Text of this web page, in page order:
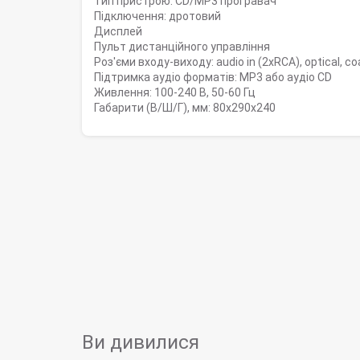
Підключення: дротовий
Дисплей
Пульт дистанційного управління
Роз'єми входу-виходу: audio in (2xRCA), optical,
Підтримка аудіо форматів: MP3 або аудіо CD
Живлення: 100-240 В, 50-60 Гц
Габарити (В/Ш/Г), мм: 80х290х240
Ви дивилися